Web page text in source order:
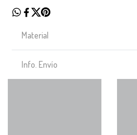
Material
Info. Envío